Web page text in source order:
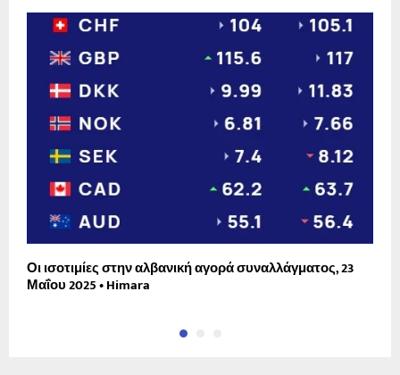
Οι ισοτιμίες στην αλβανική αγορά συναλλάγματος, 23
Μαΐου 2025 • Himara